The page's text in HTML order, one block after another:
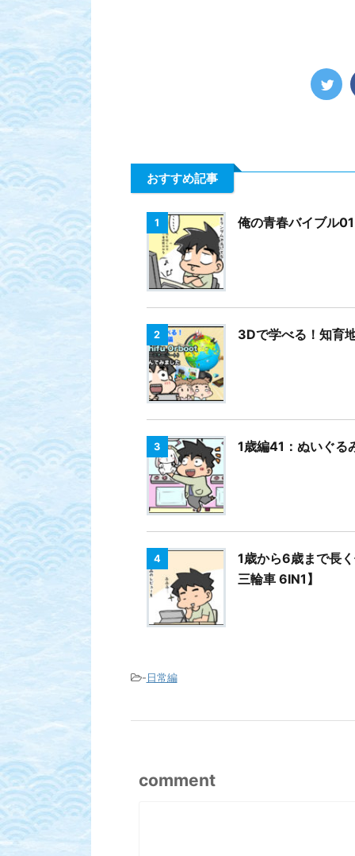
おすすめ記事
1 俺の青春バイブル
2 3Dで学べる！知育
3 1歳編41：ぬいぐる
4
1歳から6歳まで長
三輪車 6IN1】
-日常編
comment